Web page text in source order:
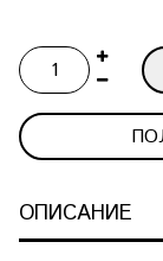
ОПИСАНИЕ